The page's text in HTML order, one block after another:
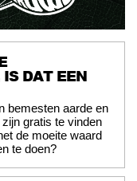
DAT EEN
bemesten aarde en
gratis te vinden
de moeite waard
te doen?